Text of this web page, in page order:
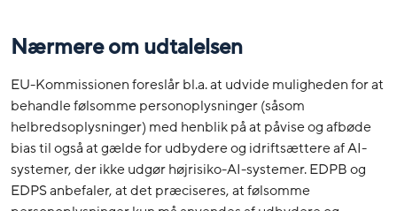
Nærmere om udtalelsen
EU-Kommissionen foreslår bl.a. at udvide muligheden for at
behandle følsomme personoplysninger (såsom
helbredsoplysninger) med henblik på at påvise og afbøde
bias til også at gælde for udbydere og idriftsættere af AI-
systemer, der ikke udgør højrisiko-AI-systemer. EDPB og
EDPS anbefaler, at det præciseres, at følsomme